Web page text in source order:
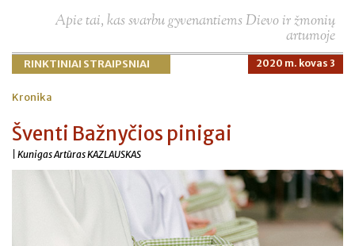
Apie tai, kas svarbu gyvenantiems Dievo ir žmonių
artumoje
RINKTINIAI STRAIPSNIAI 2020 m. kovas 3
Kronika
Šventi Bažnyčios pinigai
| Kunigas Artūras KAZLAUSKAS